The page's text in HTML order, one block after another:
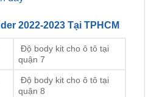
quận 7
Độ body kit cho ô tô tại
quận 8
Độ body kit cho ô tô tại
quận 9